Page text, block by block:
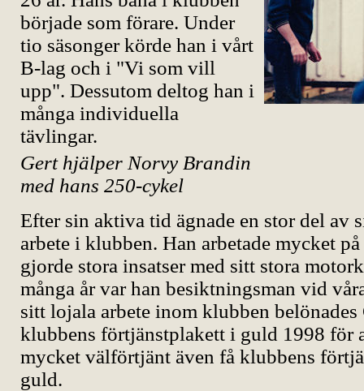
började som förare. Under
tio säsonger körde han i vårt
B-lag och i "Vi som vill
upp". Dessutom deltog han i
många individuella
tävlingar.
Gert hjälper Norvy Brandin
med hans 250-cykel
Efter sin aktiva tid ägnade en stor del av
arbete i klubben. Han arbetade mycket
gjorde stora insatser med sitt stora
många år var han besiktningsman vid
sitt lojala arbete inom klubben belönades
klubbens förtjänstplakett i guld 1998 för
mycket välförtjänt även få klubbens
guld.